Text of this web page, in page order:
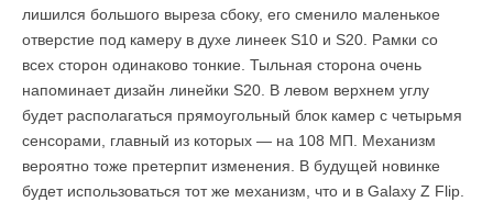
лишился большого выреза сбоку, его сменило маленькое
отверстие под камеру в духе линеек S10 и S20. Рамки со
всех сторон одинаково тонкие. Тыльная сторона очень
напоминает дизайн линейки S20. В левом верхнем углу
будет располагаться прямоугольный блок камер с четырьмя
сенсорами, главный из которых — на 108 МП. Механизм
вероятно тоже претерпит изменения. В будущей новинке
будет использоваться тот же механизм, что и в Galaxy Z Flip.